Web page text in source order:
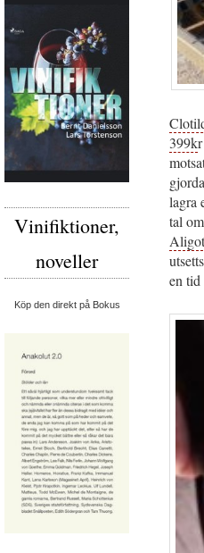
399k
lagra
tal
en tid
Vinifiktioner,
noveller
Köp den direkt på Bokus